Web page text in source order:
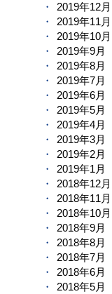
2019年12月
2019年11月
2019年10月
2019年9月
2019年8月
2019年7月
2019年6月
2019年5月
2019年4月
2019年3月
2019年2月
2019年1月
2018年12月
2018年11月
2018年10月
2018年9月
2018年8月
2018年7月
2018年6月
2018年5月